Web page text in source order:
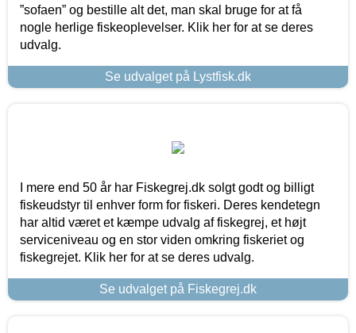
”sofaen” og bestille alt det, man skal bruge for at få
nogle herlige fiskeoplevelser. Klik her for at se deres
udvalg.
Se udvalget på Lystfisk.dk
I mere end 50 år har Fiskegrej.dk solgt godt og billigt
fiskeudstyr til enhver form for fiskeri. Deres kendetegn
har altid været et kæmpe udvalg af fiskegrej, et højt
serviceniveau og en stor viden omkring fiskeriet og
fiskegrejet. Klik her for at se deres udvalg.
Se udvalget på Fiskegrej.dk